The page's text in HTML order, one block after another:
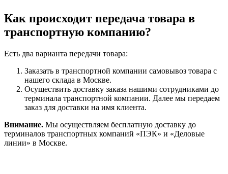
Как происходит передача товара в
транспортную компанию?
Есть два варианта передачи товара:
Заказать в транспортной компании самовывоз товара с
нашего склада в Москве.
Осуществить доставку заказа нашими сотрудниками до
терминала транспортной компании. Далее мы передаем
заказ для доставки на имя клиента.
Внимание. Мы осуществляем бесплатную доставку до
терминалов транспортных компаний «ПЭК» и «Деловые
линии» в Москве.